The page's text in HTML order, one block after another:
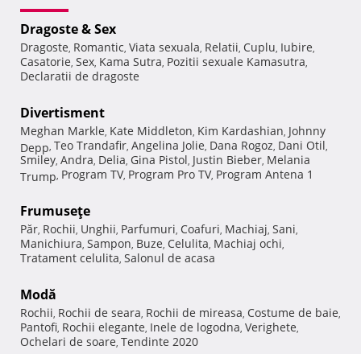
Dragoste & Sex
Dragoste, Romantic, Viata sexuala, Relatii, Cuplu, Iubire,
Casatorie, Sex, Kama Sutra, Pozitii sexuale Kamasutra,
Declaratii de dragoste
Divertisment
Meghan Markle, Kate Middleton, Kim Kardashian, Johnny
Depp, Teo Trandafir, Angelina Jolie, Dana Rogoz, Dani Otil,
Smiley, Andra, Delia, Gina Pistol, Justin Bieber, Melania
Trump, Program TV, Program Pro TV, Program Antena 1
Frumuseţe
Păr, Rochii, Unghii, Parfumuri, Coafuri, Machiaj, Sani,
Manichiura, Sampon, Buze, Celulita, Machiaj ochi,
Tratament celulita, Salonul de acasa
Modă
Rochii, Rochii de seara, Rochii de mireasa, Costume de baie,
Pantofi, Rochii elegante, Inele de logodna, Verighete,
Ochelari de soare, Tendinte 2020